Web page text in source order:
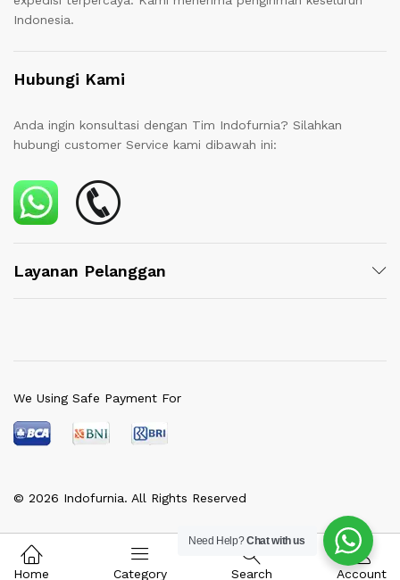
Indonesia.
Hubungi Kami
Anda ingin konsultasi dengan Tim Indofurnia? Silahkan
hubungi customer Service kami dibawah ini:
Layanan Pelanggan
© 2026 Indofurnia. All Rights Reserved
We Using Safe Payment For
Need Help?Chat with us
Home Category Search Account